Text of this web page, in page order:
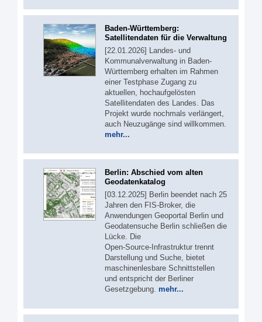
Baden-Württemberg:
Satellitendaten für die Verwaltung
[22.01.2026] Landes- und
Kommunalverwaltung in Baden-
Württemberg erhalten im Rahmen
einer Testphase Zugang zu
aktuellen, hochaufgelösten
Satellitendaten des Landes. Das
Projekt wurde nochmals verlängert,
auch Neuzugänge sind willkommen.
mehr...
Berlin: Abschied vom alten
Geodatenkatalog
[03.12.2025] Berlin beendet nach 25
Jahren den FIS‑Broker, die
Anwendungen Geoportal Berlin und
Geodatensuche Berlin schließen die
Lücke. Die
Open‑Source‑Infrastruktur trennt
Darstellung und Suche, bietet
maschinenlesbare Schnittstellen
und entspricht der Berliner
Gesetzgebung. mehr...